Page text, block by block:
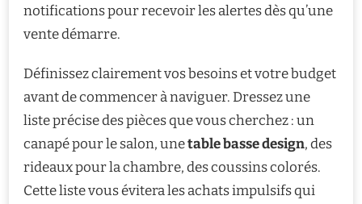
notifications pour recevoir les alertes dès qu’une
vente démarre.
Définissez clairement vos besoins et votre budget
avant de commencer à naviguer. Dressez une
liste précise des pièces que vous cherchez : un
canapé pour le salon, unetable basse design, des
rideaux pour la chambre, des coussins colorés.
Cette liste vous évitera les achats impulsifs qui